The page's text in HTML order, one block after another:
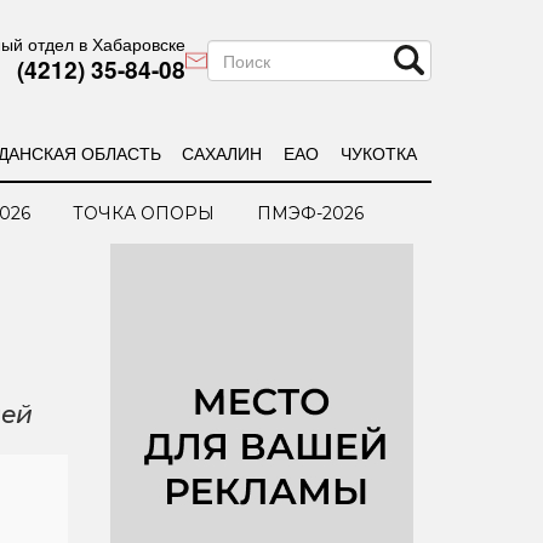
отдел в Хабаровске
(4212) 35-84-08
ОБЛАСТЬ САХАЛИН ЕАО ЧУКОТКА
ТОЧКА ОПОРЫ ПМЭФ-2026